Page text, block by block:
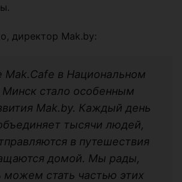
директор Mak.by:
Mak.Cafe в Национальном
Минск стало особенным
Mak.by. Каждый день
тысячи людей,
в путешествия
домой. Мы рады,
можем стать частью этих